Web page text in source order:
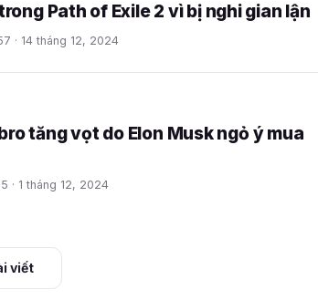
Path of Exile 2 vì bị nghi gian lận
· 14 tháng 12, 2024
tăng vọt do Elon Musk ngỏ ý mua
· 1 tháng 12, 2024
viết